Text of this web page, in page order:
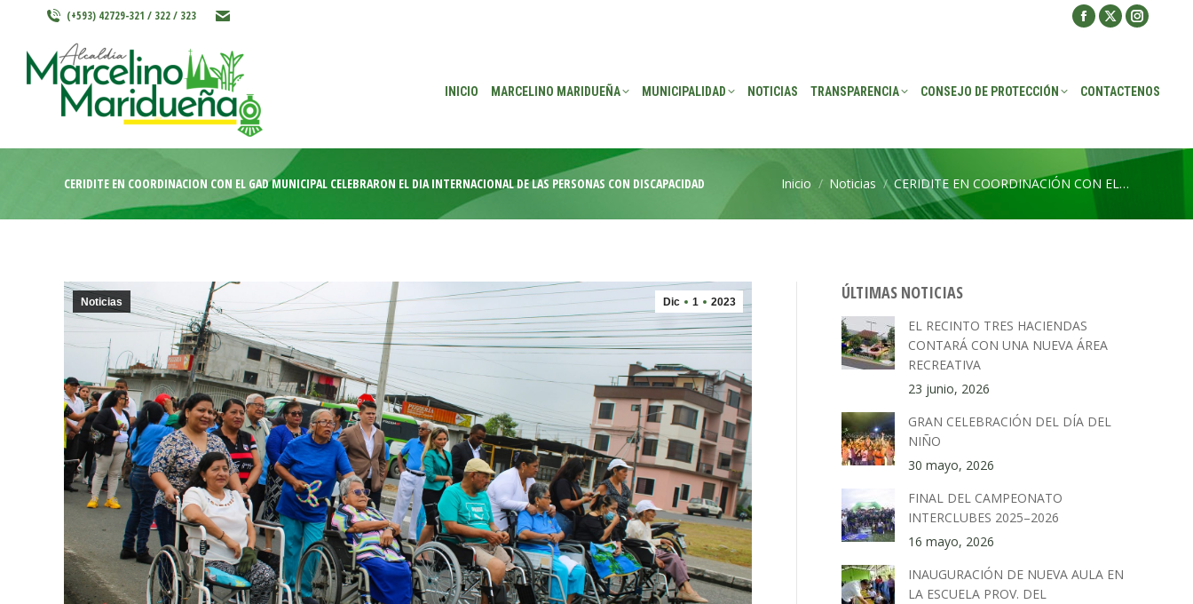
(+593) 42729-321 / 322 / 323
Facebook
in
X
in
in
INICIO MARCELINO MARIDUEÑA MUNICIPALIDAD NOTICIAS TRANSPARENCIA CONSEJO DE PROTECCIÓN CONTACTENOS
CERIDITE EN COORDINACIÓN CON EL GAD MUNICIPAL CELEBRARON EL DÍA INTERNACIONAL DE LAS PERSONAS CON DISCAPACIDAD Estás aquí:
Inicio Noticias CERIDITE EN COORDINACIÓN CON EL…
Dic 1 2023
Noticias ÚLTIMAS NOTICIAS
EL RECINTO TRES HACIENDAS
CONTARÁ CON UNA NUEVA ÁREA
RECREATIVA
23 junio, 2026
GRAN CELEBRACIÓN DEL DÍA DEL
NIÑO
30 mayo, 2026
FINAL DEL CAMPEONATO
INTERCLUBES 2025–2026
16 mayo, 2026
INAUGURACIÓN DE NUEVA AULA EN
LA ESCUELA PROV. DEL